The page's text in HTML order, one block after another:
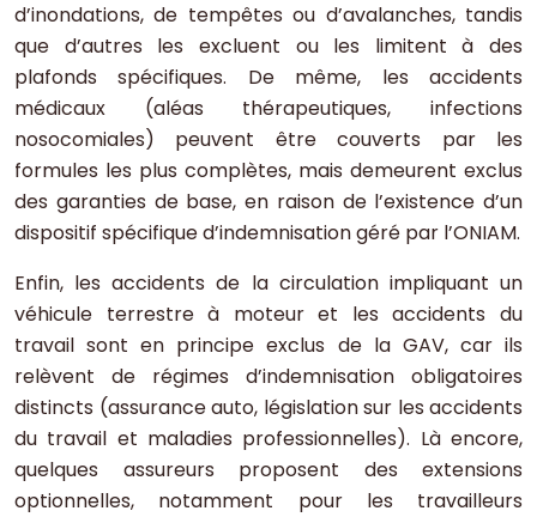
d’inondations, de tempêtes ou d’avalanches, tandis
que d’autres les excluent ou les limitent à des
plafonds spécifiques. De même, les accidents
médicaux (aléas thérapeutiques, infections
nosocomiales) peuvent être couverts par les
formules les plus complètes, mais demeurent exclus
des garanties de base, en raison de l’existence d’un
dispositif spécifique d’indemnisation géré par l’ONIAM.
Enfin, les accidents de la circulation impliquant un
véhicule terrestre à moteur et les accidents du
travail sont en principe exclus de la GAV, car ils
relèvent de régimes d’indemnisation obligatoires
distincts (assurance auto, législation sur les accidents
du travail et maladies professionnelles). Là encore,
quelques assureurs proposent des extensions
optionnelles, notamment pour les travailleurs